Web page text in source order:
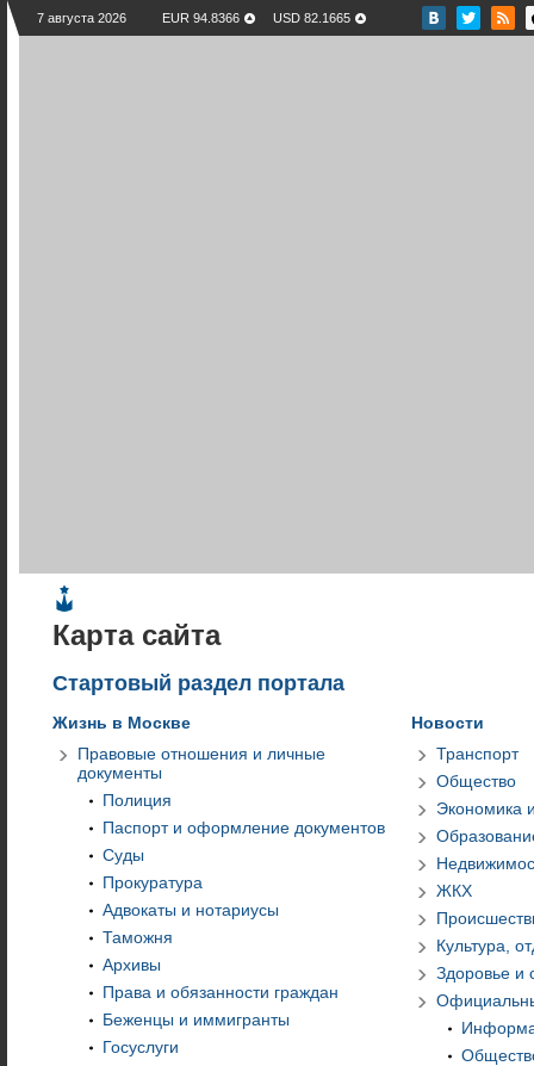
7 августа 2026 EUR 94.8366 USD 82.1665
Карта сайта
Стартовый раздел портала
Жизнь в Москве
Правовые отношения и личные
документы
Полиция
Паспорт и оформление документов
Суды
Прокуратура
Адвокаты и нотариусы
Таможня
Архивы
Права и обязанности граждан
Беженцы и иммигранты
Госуслуги
Новости
Транспорт
Общество
Экономика
ЖКХ
Культура,
Здоровье и